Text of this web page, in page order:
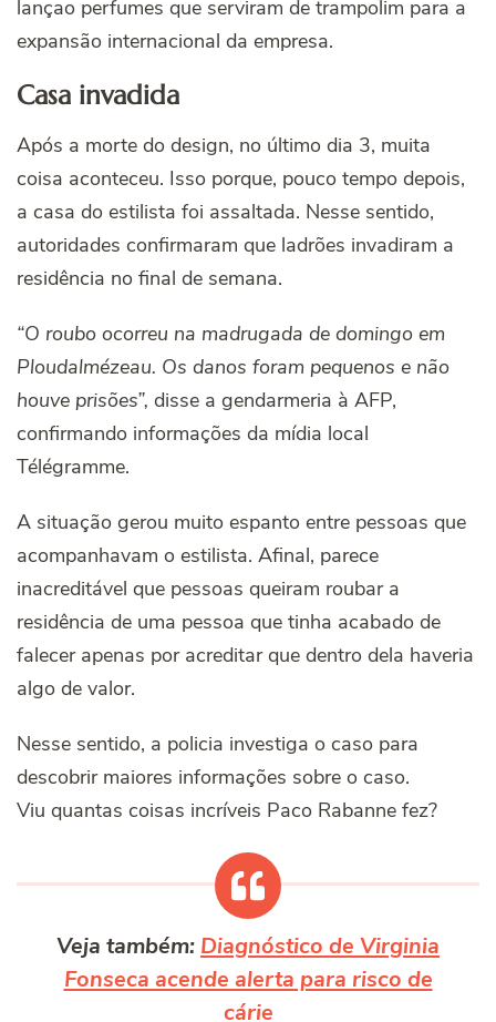
lançao perfumes que serviram de trampolim para a
expansão internacional da empresa.
Casa invadida
Após a morte do design, no último dia 3, muita
coisa aconteceu. Isso porque, pouco tempo depois,
a casa do estilista foi assaltada. Nesse sentido,
autoridades confirmaram que ladrões invadiram a
residência no final de semana.
“O roubo ocorreu na madrugada de domingo em
Ploudalmézeau. Os danos foram pequenos e não
houve prisões”, disse a gendarmeria à AFP,
confirmando informações da mídia local
Télégramme.
A situação gerou muito espanto entre pessoas que
acompanhavam o estilista. Afinal, parece
inacreditável que pessoas queiram roubar a
residência de uma pessoa que tinha acabado de
falecer apenas por acreditar que dentro dela haveria
algo de valor.
Nesse sentido, a policia investiga o caso para
descobrir maiores informações sobre o caso.
Viu quantas coisas incríveis Paco Rabanne fez?
Veja também: Diagnóstico de Virginia
Fonseca acende alerta para risco de
cárie